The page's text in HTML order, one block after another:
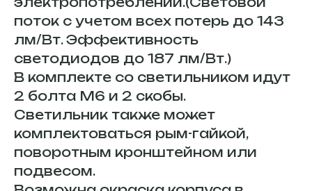
поток с учетом всех потерь до 143
лм/Вт. Эффективность
светодиодов до 187 лм/Вт.)
В комплекте со светильником идут
2 болта М6 и 2 скобы.
Светильник также может
комплектоваться рым-гайкой,
поворотным кронштейном или
подвесом.